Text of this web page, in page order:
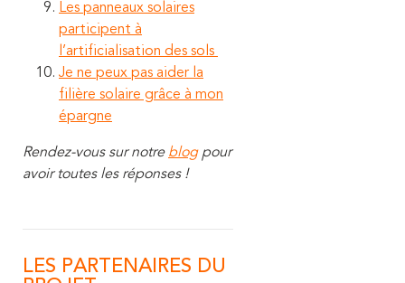
Les panneaux solaires
participent à
l’artificialisation des sols
Je ne peux pas aider la
filière solaire grâce à mon
épargne
Rendez-vous sur notre blogpour
avoir toutes les réponses !
LES PARTENAIRES DU